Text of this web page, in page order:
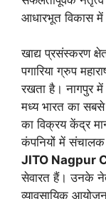
आधारभूत विकास
खाद्य प्रसंस्करण
पगारिया ग्रुप
रखता है। नागपुर में
मध्य भारत का
का विक्रय केंद्र
कंपनियों में संचालक
JITO Nagpur
सेवारत हैं। उनके
व्यावसायिक